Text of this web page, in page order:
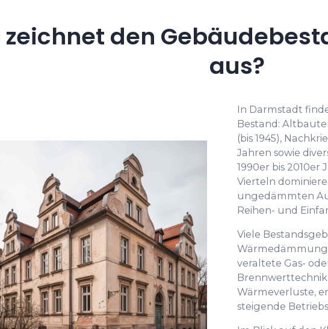
zeichnet den
aus?
In Darmstadt
Bestand:
(bis 1945),
Jahren sowie
1990er bis 2010er
Vierteln
ungedämmten
Reihen- und
Viele
Wärmedämmung
veraltete Gas-
Wärmeverluste,
steigende